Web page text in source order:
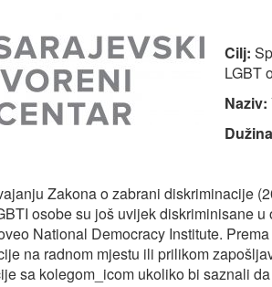
Cilj:
LGBT
Naziv:
Zakona o zabrani diskriminacije
osobe su još uvijek diskriminisane
National Democracy Institute.
na radnom mjestu ili prilikom
sa kolegom_icom ukoliko bi saznali